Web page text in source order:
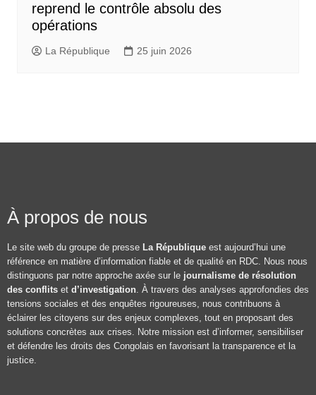
reprend le contrôle absolu des
opérations
La République 25 juin 2026
À propos de nous
Le site web du groupe de presse La République est aujourd’hui une
référence en matière d’information fiable et de qualité en RDC. Nous nous
distinguons par notre approche axée sur le journalisme de résolution
des conflits et d’investigation. À travers des analyses approfondies des
tensions sociales et des enquêtes rigoureuses, nous contribuons à
éclairer les citoyens sur des enjeux complexes, tout en proposant des
solutions concrètes aux crises. Notre mission est d’informer, sensibiliser
et défendre les droits des Congolais en favorisant la transparence et la
justice.